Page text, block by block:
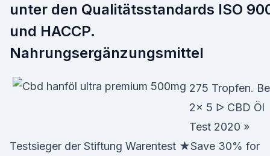
unter den Qualitätsstandards ISO
und HACCP.
Nahrungsergänzungsmittel
275 Tropfen.
2x 5 ᐅ CBD Öl
Test 2020 »
Testsieger der Stiftung Warentest ★Save 30% for